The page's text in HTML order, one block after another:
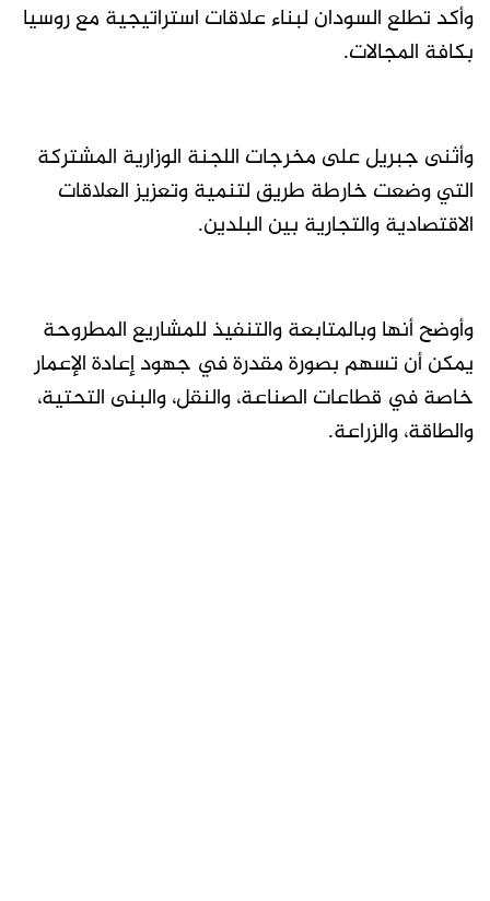
وأكد تطلع السودان لبناء علاقات استراتيجية مع روسيا
بكافة المجالات.
وأثنى جبريل على مخرجات اللجنة الوزارية المشتركة
التي وضعت خارطة طريق لتنمية وتعزيز العلاقات
الاقتصادية والتجارية بين البلدين.
وأوضح أنها وبالمتابعة والتنفيذ للمشاريع المطروحة
يمكن أن تسهم بصورة مقدرة في جهود إعادة الإعمار
خاصة في قطاعات الصناعة، والنقل، والبنى التحتية،
والطاقة، والزراعة.